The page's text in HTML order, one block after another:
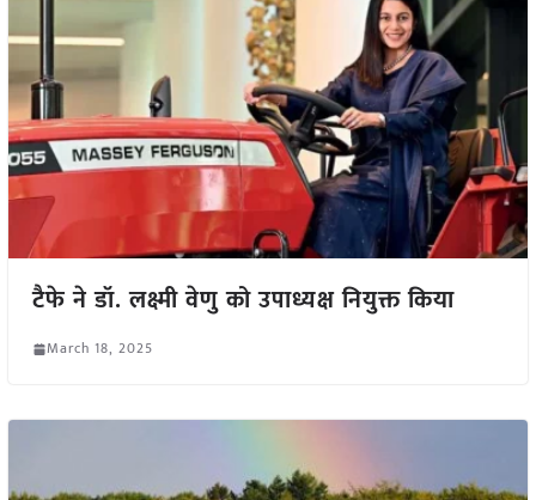
टैफे ने डॉ. लक्ष्मी वेणु को उपाध्यक्ष नियुक्त किया
March 18, 2025